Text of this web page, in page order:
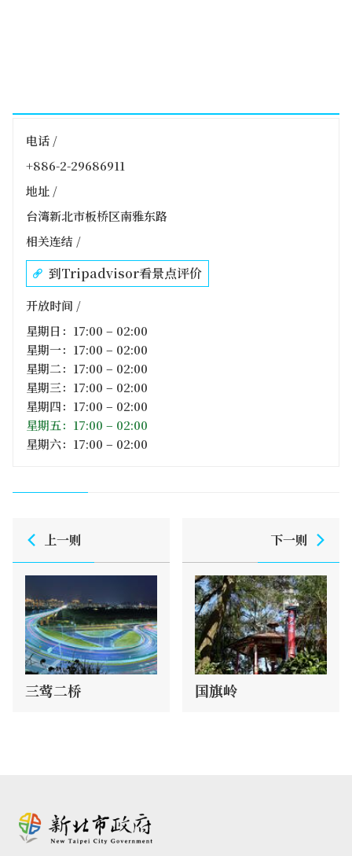
电话 /
+886-2-29686911
地址 /
台湾新北市板桥区南雅东路
相关连结 /
到Tripadvisor看景点评价
开放时间 /
星期日：17:00 – 02:00
星期一：17:00 – 02:00
星期二：17:00 – 02:00
星期三：17:00 – 02:00
星期四：17:00 – 02:00
星期五：17:00 – 02:00
星期六：17:00 – 02:00
上一则
三莺二桥
下一则
国旗岭